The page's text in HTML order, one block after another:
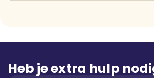
Heb je extra hulp